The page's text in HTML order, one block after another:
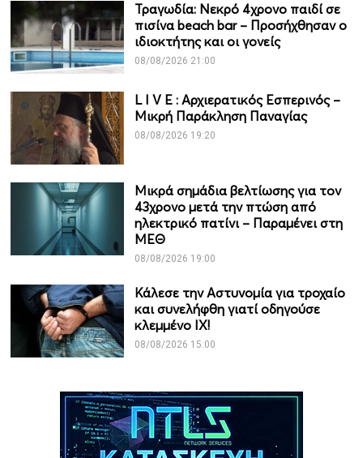
Τραγωδία: Νεκρό 4χρονο παιδί σε
πισίνα beach bar – Προσήχθησαν ο
ιδιοκτήτης και οι γονείς
08/08/2026 21:00
L I V Ε : Αρχιερατικός Εσπερινός –
Μικρή Παράκληση Παναγίας
08/08/2026 19:20
Μικρά σημάδια βελτίωσης για τον
43χρονο μετά την πτώση από
ηλεκτρικό πατίνι – Παραμένει στη
ΜΕΘ
08/08/2026 19:00
Κάλεσε την Αστυνομία για τροχαίο
και συνελήφθη γιατί οδηγούσε
κλεμμένο ΙΧ!
08/08/2026 15:00